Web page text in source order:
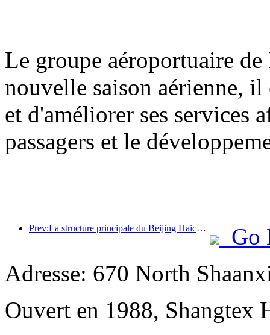
Le groupe aéroportuaire
nouvelle saison aérienne,
et d'améliorer ses services
passagers et le
Prev:La structure principale du Beijing Haichang Ocean Park devrait atteindre son point culminant d'ici la fin de l'année, l'achèvement et l'ouverture étant prévus pour 2027.
Go
Adresse: 670 North
Ouvert en 1988, Shangtex